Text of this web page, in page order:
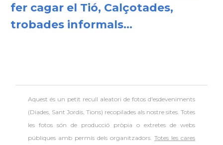
fer cagar el Tió, Calçotades,
trobades informals...
Aquest és un petit recull aleatori defotos d'esdeveniments
(Diades, Sant Jordis, Tions) recopilades als nostre sites. Totes
les fotos són de producció pròpia o extretes de webs
públiques amb permís dels organitzadors.Totes les cares